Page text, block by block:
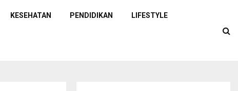
KESEHATAN PENDIDIKAN LIFESTYLE